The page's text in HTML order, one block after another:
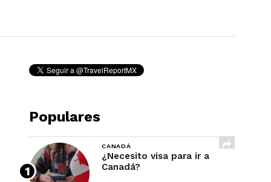
Populares
CANADÁ
¿Necesito visa para ir a
Canadá?